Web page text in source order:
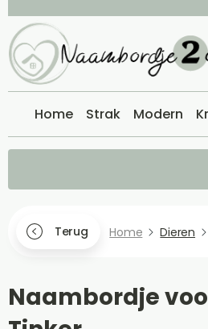
Home Strak Modern
Terug Home Dieren
Naambordje